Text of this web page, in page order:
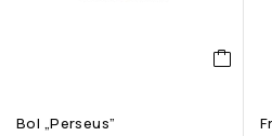
Bol „Perseus”